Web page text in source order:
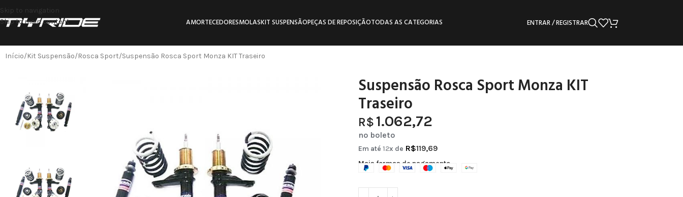
Skip to navigation
Skip to main content
AMORTECEDORESMOLASKIT SUSPENSÃOPEÇAS DE REPOSIÇÃOTODAS AS CATEGORIAS ENTRAR / REGISTRAR
Início Kit Suspensão Rosca Sport Suspensão Rosca Sport Monza KIT Traseiro
Suspensão Rosca Sport Monza KIT
Traseiro
R$ 1.062,72
no boleto
Em até12x de R$119,69
Mais formas de pagamento